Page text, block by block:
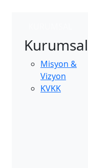
Kurumsal
Misyon &
Vizyon
KVKK